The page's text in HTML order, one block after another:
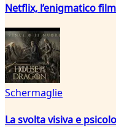
Netflix, l’enigmatico
Schermaglie
La svolta visiva e